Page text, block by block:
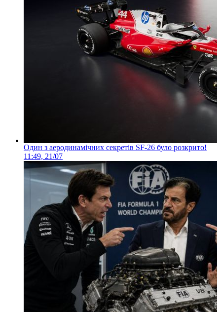
Один з аеродинамічних секретів SF-26 було розкрито!
11:49, 21/07